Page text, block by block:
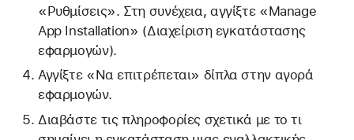
«Ρυθμίσεις». Στη συνέχεια, αγγίξτε «Manage
App Installation» (Διαχείριση εγκατάστασης
εφαρμογών).
Αγγίξτε «Να επιτρέπεται» δίπλα στην αγορά
εφαρμογών.
Διαβάστε τις πληροφορίες σχετικά με το τι